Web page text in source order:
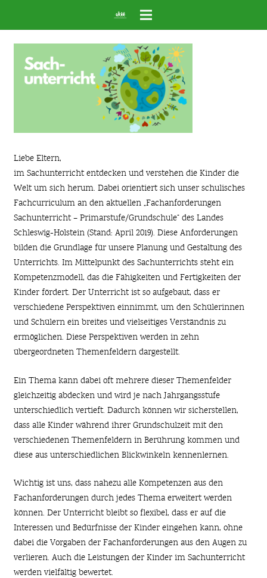
Liebe Eltern,
im Sachunterricht entdecken und verstehen die Kinder die
Welt um sich herum. Dabei orientiert sich unser schulisches
Fachcurriculum an den aktuellen „Fachanforderungen
Sachunterricht – Primarstufe/Grundschule“ des Landes
Schleswig-Holstein (Stand: April 2019). Diese Anforderungen
bilden die Grundlage für unsere Planung und Gestaltung des
Unterrichts. Im Mittelpunkt des Sachunterrichts steht ein
Kompetenzmodell, das die Fähigkeiten und Fertigkeiten der
Kinder fördert. Der Unterricht ist so aufgebaut, dass er
verschiedene Perspektiven einnimmt, um den Schülerinnen
und Schülern ein breites und vielseitiges Verständnis zu
ermöglichen. Diese Perspektiven werden in zehn
übergeordneten Themenfeldern dargestellt.
Ein Thema kann dabei oft mehrere dieser Themenfelder
gleichzeitig abdecken und wird je nach Jahrgangsstufe
unterschiedlich vertieft. Dadurch können wir sicherstellen,
dass alle Kinder während ihrer Grundschulzeit mit den
verschiedenen Themenfeldern in Berührung kommen und
diese aus unterschiedlichen Blickwinkeln kennenlernen.
Wichtig ist uns, dass nahezu alle Kompetenzen aus den
Fachanforderungen durch jedes Thema erweitert werden
können. Der Unterricht bleibt so flexibel, dass er auf die
Interessen und Bedürfnisse der Kinder eingehen kann, ohne
dabei die Vorgaben der Fachanforderungen aus den Augen zu
verlieren. Auch die Leistungen der Kinder im Sachunterricht
werden vielfältig bewertet.